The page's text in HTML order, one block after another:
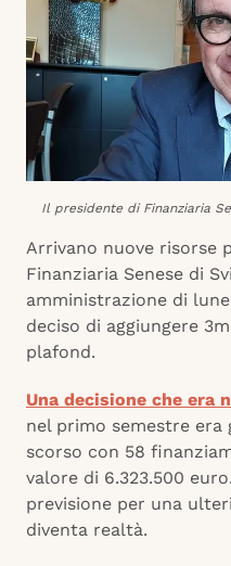
Il presidente di Finanziaria
Arrivano nuove risorse
Finanziaria Senese di
amministrazione di
deciso di aggiungere
plafond.
Una decisione che era
nel primo semestre era
scorso con 58
valore di 6.323.500
previsione per una
diventa realtà.